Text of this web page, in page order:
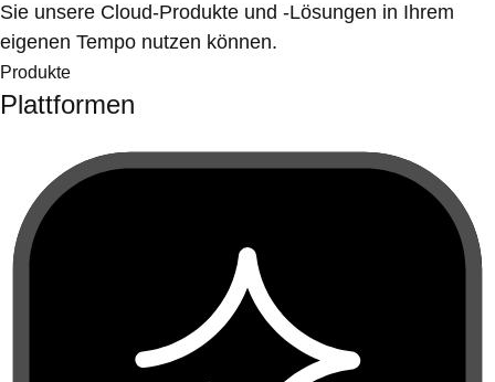
Sie unsere Cloud-Produkte und -Lösungen in Ihrem
eigenen Tempo nutzen können.
Produkte
Plattformen